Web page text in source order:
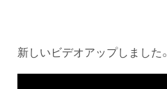
新しいビデオアップしました。